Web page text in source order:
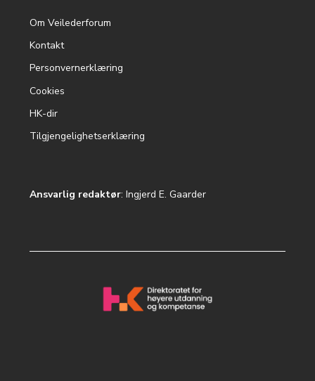
menu
Om Veilederforum
Kontakt
Personvernerklæring
Cookies
HK-dir
Tilgjengelighetserklæring
Ansvarlig redaktør: Ingjerd E. Gaarder